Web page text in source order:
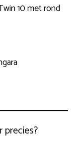
10 met rond
precies?